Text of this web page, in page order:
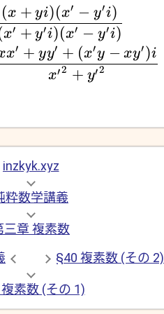
x′ + y′i)(x′ − y′i)
(x + yi)(x′ − y′i)
x′2 + y′2
x′ + yy′ + (x′y − xy′)i
inzkyk.xyz
粋数学講義
三章 複素数
§40 複素数 (その 2)
素数 (その 1)